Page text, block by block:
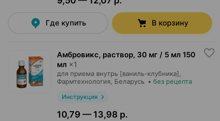
Где купить В корзину
Амбровикс, раствор, 30 мг / 5 мл 150
мл ×1
для приема внутрь [ваниль-клубника],
Фармтехнология, Беларусь • без рецепта
Инструкция
10,79 — 13,98 р.